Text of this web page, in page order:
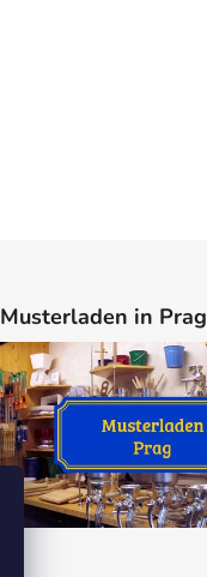
Musterladen in Prag